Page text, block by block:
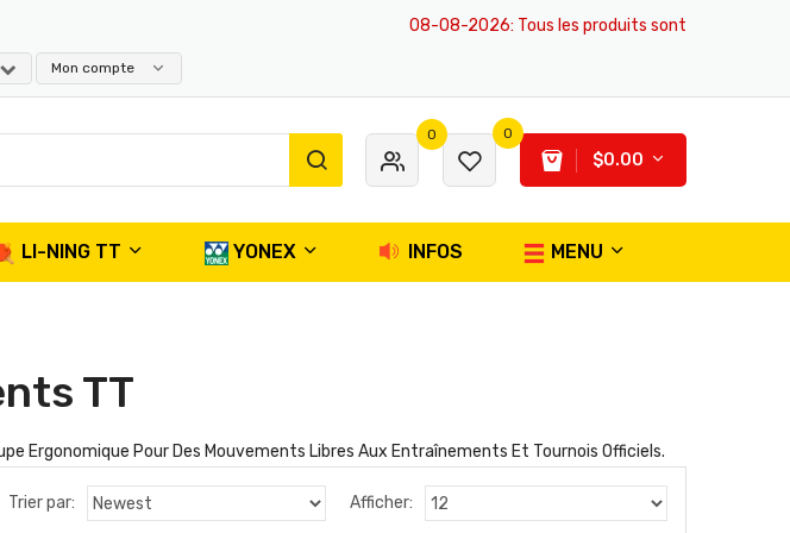
08-08-2026: Tous les produits sont en stock d'ici 2026,
Mon compte
0 0
$0.00
LI-NING TT YONEX INFOS MENU
TT
Ergonomique Pour Des Mouvements Libres Aux Entraînements Et Tournois Officiels.
Trier par: Afficher: